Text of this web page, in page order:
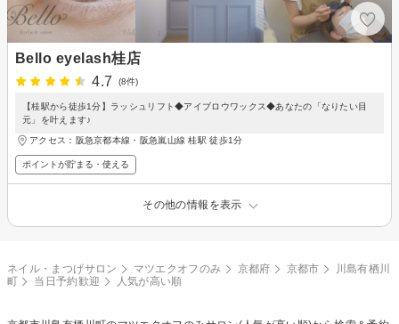
Bello eyelash桂店
4.7
(8件)
【桂駅から徒歩1分】ラッシュリフト◆アイブロウワックス◆あなたの「なりたい目
元」を叶えます♪
アクセス：阪急京都本線・阪急嵐山線 桂駅 徒歩1分
ポイントが貯まる・使える
その他の情報を表示
ネイル・まつげサロン マツエクオフのみ 京都府 京都市
川島有栖川
町
当日予約歓迎 人気が高い順